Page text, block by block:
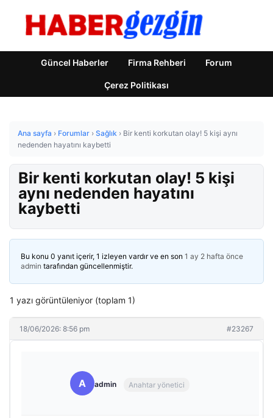
Güncel Haberler Firma Rehberi Forum
Çerez Politikası
Ana sayfa › Forumlar › Sağlık › Bir kenti korkutan olay! 5 kişi aynı
nedenden hayatını kaybetti
Bir kenti korkutan olay! 5 kişi
aynı nedenden hayatını
kaybetti
Bu konu 0 yanıt içerir, 1 izleyen vardır ve en son 1 ay 2 hafta önce
admin tarafından güncellenmiştir.
1 yazı görüntüleniyor (toplam 1)
18/06/2026: 8:56 pm #23267
A admin Anahtar yönetici